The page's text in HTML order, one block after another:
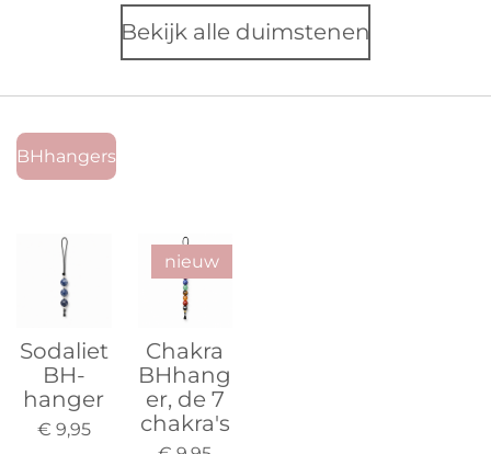
Bekijk alle duimstenen
BHhangers
Sodaliet
BH-
hanger
€ 9,95
nieuw
Chakra
BHhang
er, de 7
chakra's